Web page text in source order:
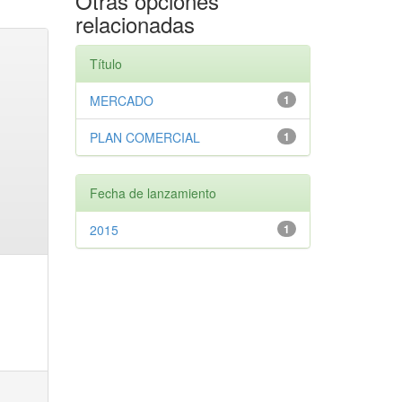
relacionadas
Título
1
MERCADO
1
PLAN COMERCIAL
Fecha de lanzamiento
1
2015